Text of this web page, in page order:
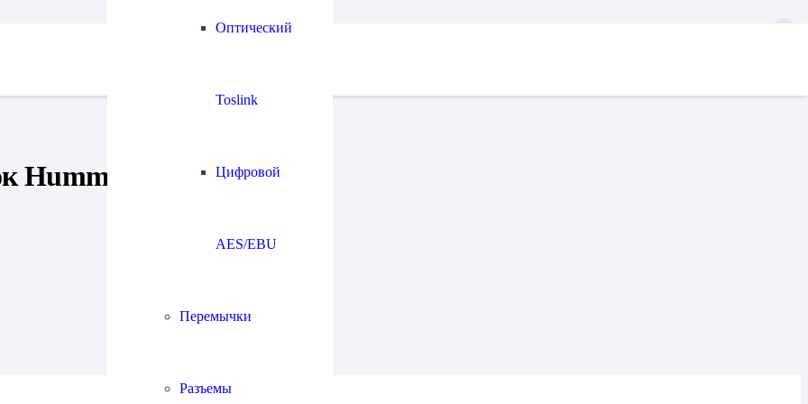
Оптический
Toslink
Цифровой
AES/EBU
Перемычки
Разъемы
HumminGuru (25 шт.)